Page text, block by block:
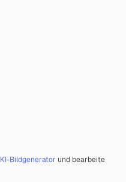
KI-Bildgenerator und bearbeite